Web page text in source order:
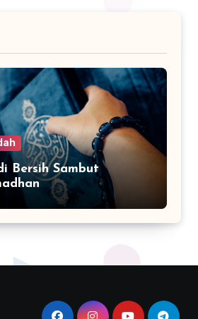
Bersih Sambut